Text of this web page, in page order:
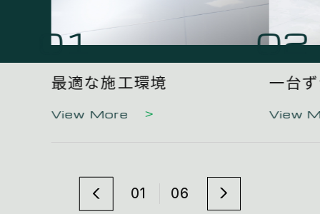
01 06
01
最適な施工環境
View More
02
一台
View